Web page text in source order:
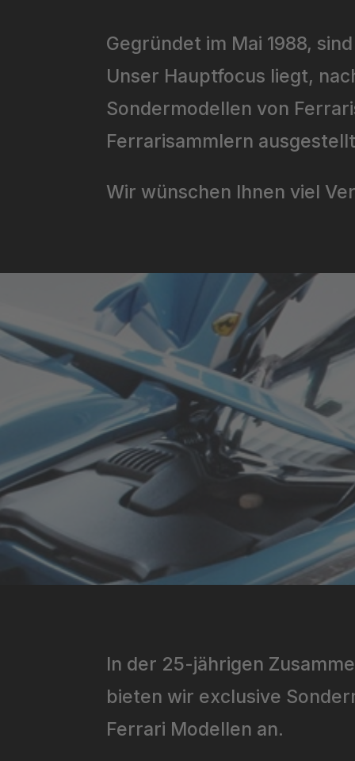
Gegründet im Mai 1988,
Unser Hauptfocus liegt,
Sondermodellen von
Ferrarisammlern
Wir wünschen Ihnen viel
In der 25-jährigen
bieten wir exclusive
Ferrari Modellen an.